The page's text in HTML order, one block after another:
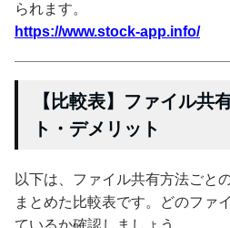
られます。
https://www.stock-app.info/
【比較表】ファイル共
ト・デメリット
以下は、ファイル共有方法ごと
まとめた比較表です。どのファ